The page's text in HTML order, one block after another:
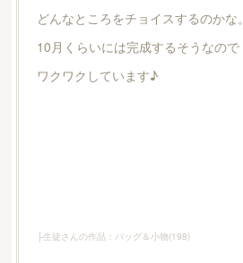
どんなところをチョイスするのかな。
10月くらいには完成するそうなので
ワクワクしています♪
├生徒さんの作品：バッグ＆小物(198)